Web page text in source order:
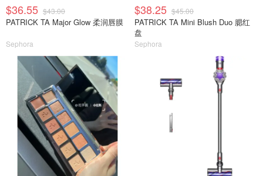
$36.55 $43.00
PATRICK TA Major Glow 柔润唇膜
Sephora
$38.25 $45.00
PATRICK TA Mini Blush Duo 腮红
盘
Sephora